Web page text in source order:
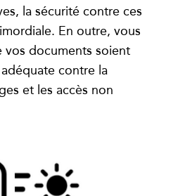
la sécurité contre ces
En outre, vous
vos documents soient
contre la
et les accès non